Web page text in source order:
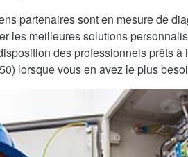
partenaires sont en mesure de
les meilleures solutions
des professionnels prêts
lorsque vous en avez le plus